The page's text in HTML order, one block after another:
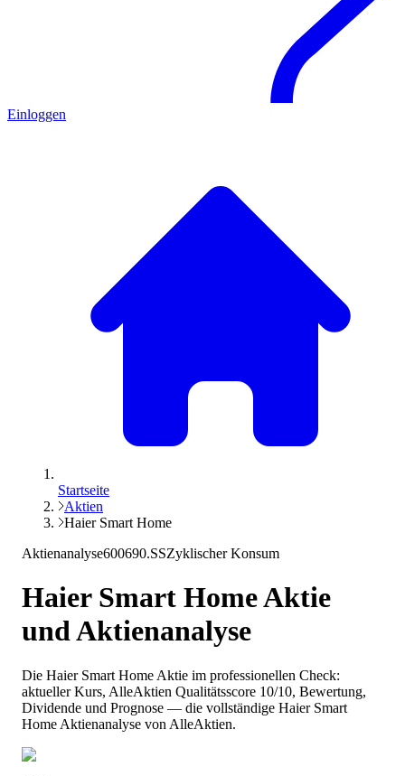
Einloggen
Startseite
Aktien
Haier Smart Home
Aktienanalyse600690.SSZyklischer Konsum
Haier Smart HomeAktie
und Aktienanalyse
Die Haier Smart Home Aktie im professionellen Check:
aktueller Kurs, AlleAktien Qualitätsscore 10/10, Bewertung,
Dividende und Prognose — die vollständige Haier Smart
Home Aktienanalyse von AlleAktien.